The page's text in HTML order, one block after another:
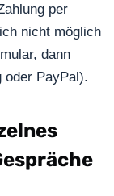
per
nicht möglich
dann
oder PayPal).